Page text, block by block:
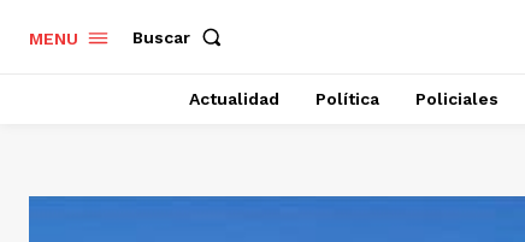
MENU Buscar
Actualidad Política Policiales